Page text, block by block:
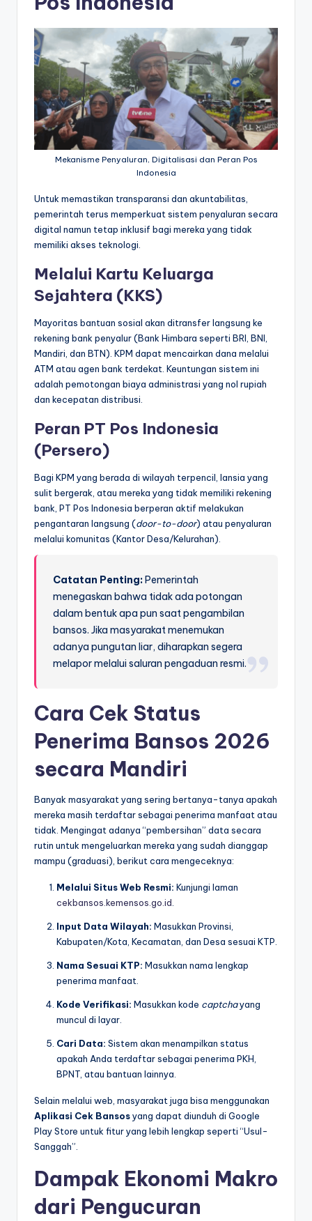
Mekanisme Penyaluran, Digitalisasi dan Peran Pos
Indonesia
Untuk memastikan transparansi dan akuntabilitas,
pemerintah terus memperkuat sistem penyaluran secara
digital namun tetap inklusif bagi mereka yang tidak
memiliki akses teknologi.
Melalui Kartu Keluarga
Sejahtera (KKS)
Mayoritas bantuan sosial akan ditransfer langsung ke
rekening bank penyalur (Bank Himbara seperti BRI, BNI,
Mandiri, dan BTN). KPM dapat mencairkan dana melalui
ATM atau agen bank terdekat. Keuntungan sistem ini
adalah pemotongan biaya administrasi yang nol rupiah
dan kecepatan distribusi.
Peran PT Pos Indonesia
(Persero)
Bagi KPM yang berada di wilayah terpencil, lansia yang
sulit bergerak, atau mereka yang tidak memiliki rekening
bank, PT Pos Indonesia berperan aktif melakukan
pengantaran langsung (door-to-door) atau penyaluran
melalui komunitas (Kantor Desa/Kelurahan).
Catatan Penting:Pemerintah
menegaskan bahwa tidak ada potongan
dalam bentuk apa pun saat pengambilan
bansos. Jika masyarakat menemukan
adanya pungutan liar, diharapkan segera
melapor melalui saluran pengaduan resmi.
Cara Cek Status
Penerima Bansos 2026
secara Mandiri
Banyak masyarakat yang sering bertanya-tanya apakah
mereka masih terdaftar sebagai penerima manfaat atau
tidak. Mengingat adanya “pembersihan” data secara
rutin untuk mengeluarkan mereka yang sudah dianggap
mampu (graduasi), berikut cara mengeceknya:
Melalui Situs Web Resmi: Kunjungi laman
cekbansos.kemensos.go.id
Input Data Wilayah: Masukkan Provinsi,
Kabupaten/Kota, Kecamatan, dan Desa sesuai KTP.
Nama Sesuai KTP: Masukkan nama lengkap
penerima manfaat.
Kode Verifikasi: Masukkan kode captchayang
muncul di layar.
Cari Data: Sistem akan menampilkan status
apakah Anda terdaftar sebagai penerima PKH,
BPNT, atau bantuan lainnya.
Selain melalui web, masyarakat juga bisa menggunakan
Aplikasi Cek Bansosyang dapat diunduh di Google
Play Store untuk fitur yang lebih lengkap seperti “Usul-
Sanggah”.
Dampak Ekonomi Makro
dari Pengucuran